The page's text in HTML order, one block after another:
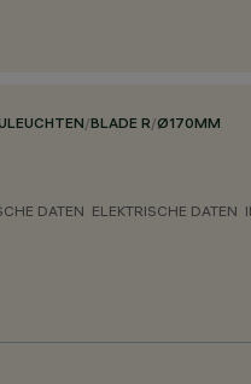
/BLADE R/Ø170MM
DATEN ELEKTRISCHE DATEN